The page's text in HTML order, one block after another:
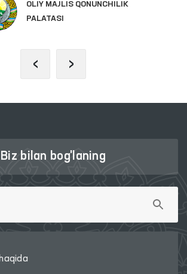
OLIY MAJLIS QONUNCHILIK
PALATASI
‹ ›
Biz bilan bog'laning